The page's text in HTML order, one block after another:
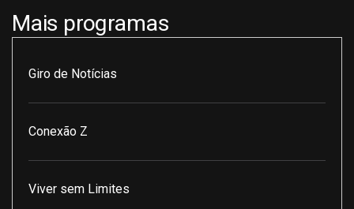
Mais programas
Giro de Notícias
Conexão Z
Viver sem Limites